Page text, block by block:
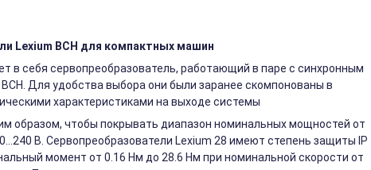
Lexium BCH для компактных машин
в себя сервопреобразователь, работающий в паре с синхронным
Для удобства выбора они были заранее скомпонованы в
характеристиками на выходе системы
образом, чтобы покрывать диапазон номинальных мощностей от
В. Сервопреобразователи Lexium 28 имеют степень защиты IP
момент от 0.16 Нм до 28.6 Нм при номинальной скорости от